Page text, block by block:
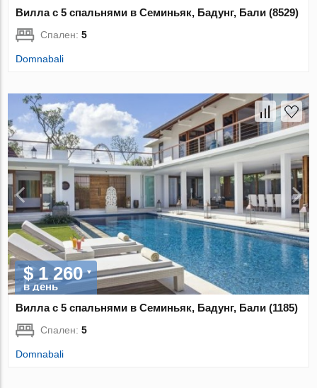
Вилла с 5 спальнями в Семиньяк, Бадунг, Бали (8529)
Спален:5
Domnabali
$ 1 260
в день
Вилла с 5 спальнями в Семиньяк, Бадунг, Бали (1185)
Спален:5
Domnabali